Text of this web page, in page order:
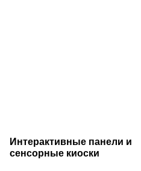
Интерактивные панели и
сенсорные киоски